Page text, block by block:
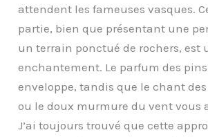
attendent les fameuses vasques.
partie, bien que présentant une
un terrain ponctué de rochers, est
enchantement. Le parfum des
enveloppe, tandis que le chant
ou le doux murmure du vent vous
J’ai toujours trouvé que cette